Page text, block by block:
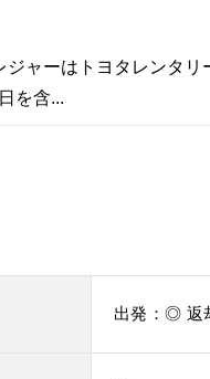
ジャーはトヨタレンタリ
を含...
出発：◎